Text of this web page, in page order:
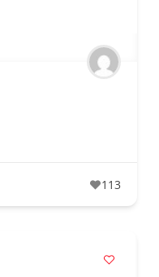
113